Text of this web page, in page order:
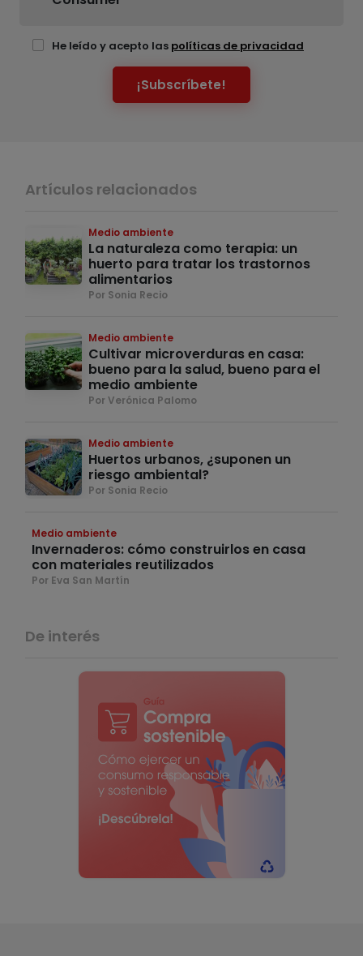
He leído y acepto las políticas de privacidad
¡Subscríbete!
Artículos relacionados
Medio ambiente
La naturaleza como terapia: un
huerto para tratar los trastornos
alimentarios
Por Sonia Recio
Medio ambiente
Cultivar microverduras en casa:
bueno para la salud, bueno para el
medio ambiente
Por Verónica Palomo
Medio ambiente
Huertos urbanos, ¿suponen un
riesgo ambiental?
Por Sonia Recio
Medio ambiente
Invernaderos: cómo construirlos en casa
con materiales reutilizados
Por Eva San Martín
De interés